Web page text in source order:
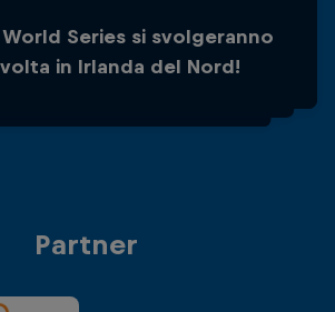
Series si svolgeranno
in Irlanda del Nord!
a disposizione tre diverse
per i tuffatori!
Partner